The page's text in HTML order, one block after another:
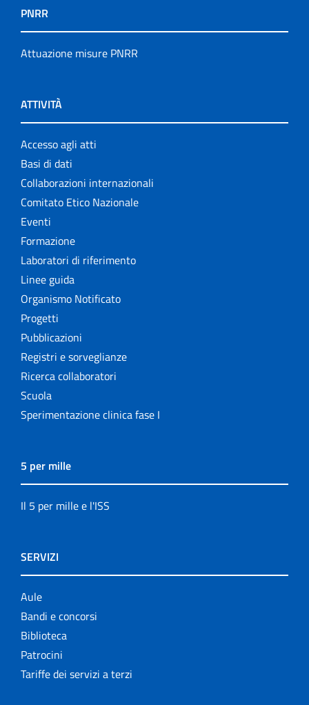
PNRR
Attuazione misure PNRR
ATTIVITÀ
Accesso agli atti
Basi di dati
Collaborazioni internazionali
Comitato Etico Nazionale
Eventi
Formazione
Laboratori di riferimento
Linee guida
Organismo Notificato
Progetti
Pubblicazioni
Registri e sorveglianze
Ricerca collaboratori
Scuola
Sperimentazione clinica fase I
5 per mille
Il 5 per mille e l'ISS
SERVIZI
Aule
Bandi e concorsi
Biblioteca
Patrocini
Tariffe dei servizi a terzi